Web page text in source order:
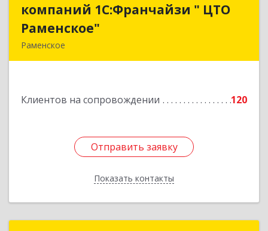
компаний 1С:Франчайзи " ЦТО
Раменское"
Раменское
Клиентов на сопровождении 120
Отправить заявку
Показать контакты
компаний 1С:Франчайзи " ЦТО
Подробнее
Отправить заявку
Назад